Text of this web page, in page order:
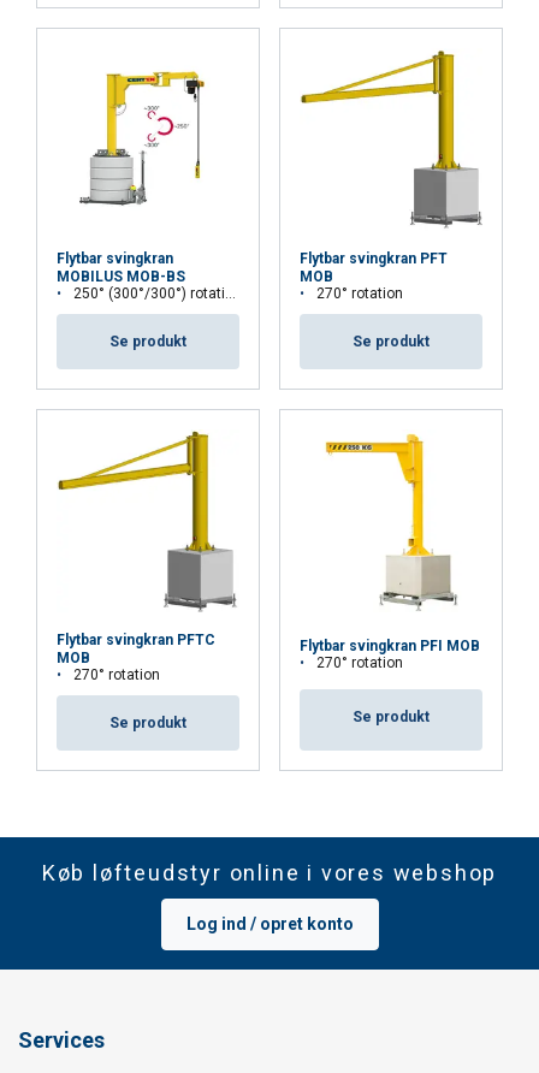
Flytbar svingkran
MOBILUS MOB-BS
250° (300°/300°) rotation
Se produkt
Flytbar svingkran PFT
MOB
270° rotation
Se produkt
Flytbar svingkran PFTC
MOB
270° rotation
Se produkt
Flytbar svingkran PFI MOB
270° rotation
Se produkt
Køb løfteudstyr online i vores webshop
Log ind / opret konto
Services
ACCEPTER ALLE